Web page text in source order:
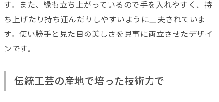
す。また、縁も立ち上がっているので手を入れやすく、持
ち上げたり持ち運んだりしやすいように工夫されていま
す。使い勝手と見た目の美しさを見事に両立させたデザイ
ンです。
伝統工芸の産地で培った技術力で